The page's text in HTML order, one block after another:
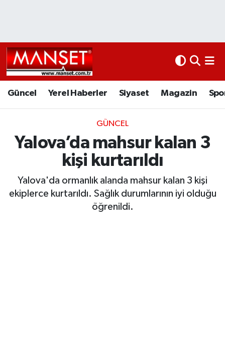
Güncel Yerel Haberler Siyaset Magazin
GÜNCEL
Yalova’da mahsur kalan 3
kişi kurtarıldı
Yalova'da ormanlık alanda mahsur kalan 3 kişi
ekiplerce kurtarıldı. Sağlık durumlarının iyi olduğu
öğrenildi.
Kültür Sanat
Magazin
Spor
Künye
Yerel Haberler
Siyaset
Spor
Eğitim
Hava Durumu
Namaz Vakitleri
Süper Lig Puan Durumu ve Fikstür
Tüm Manşetler
Son Dakika Haberleri